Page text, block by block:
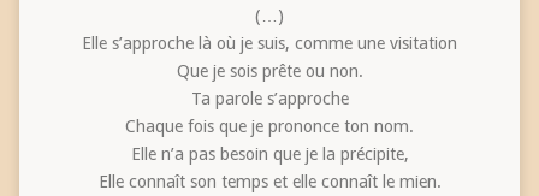
(…)
Elle s’approche là où je suis, comme une visitation
Que je sois prête ou non.
Ta parole s’approche
Chaque fois que je prononce ton nom.
Elle n’a pas besoin que je la précipite,
Elle connaît son temps et elle connaît le mien.